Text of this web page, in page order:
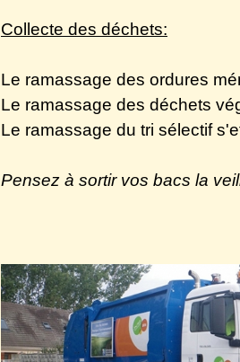
Collecte des déchets:
Le ramassage des ordures
Le ramassage des déchets
Le ramassage du tri sélectif
Pensez à sortir vos bacs la